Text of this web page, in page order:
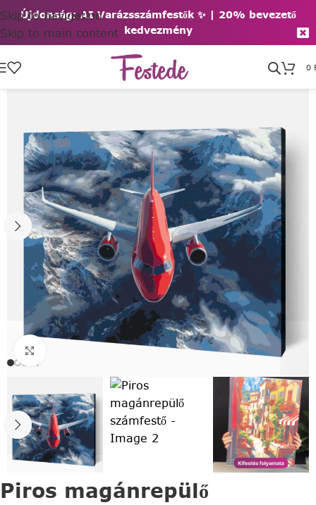
Újdonság: AI Varázsszámfestők ✨ | 20% bevezető
kedvezmény
Skip to navigation
Skip to main content
0
Piros magánrepülő